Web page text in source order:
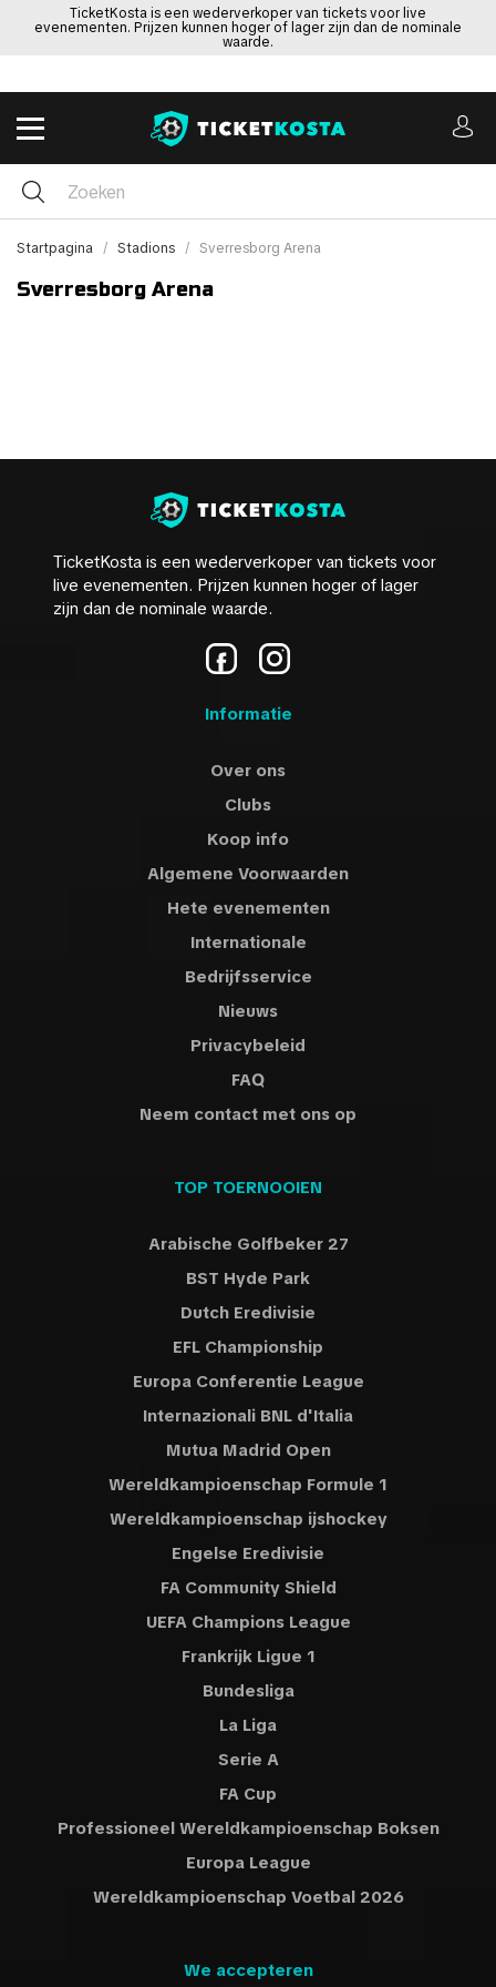
TicketKosta is een wederverkoper van tickets voor live
evenementen. Prijzen kunnen hoger of lager zijn dan de nominale
waarde.
Startpagina Stadions Sverresborg Arena
Sverresborg Arena
TicketKosta is een wederverkoper van tickets voor
live evenementen. Prijzen kunnen hoger of lager
zijn dan de nominale waarde.
Informatie
Over ons
Clubs
Koop info
Algemene Voorwaarden
Hete evenementen
Internationale
Bedrijfsservice
Nieuws
Privacybeleid
FAQ
Neem contact met ons op
TOP TOERNOOIEN
Arabische Golfbeker 27
BST Hyde Park
Dutch Eredivisie
EFL Championship
Europa Conferentie League
Internazionali BNL d'Italia
Mutua Madrid Open
Wereldkampioenschap Formule 1
Wereldkampioenschap ijshockey
Engelse Eredivisie
FA Community Shield
UEFA Champions League
Frankrijk Ligue 1
Bundesliga
La Liga
Serie A
FA Cup
Professioneel Wereldkampioenschap Boksen
Europa League
Wereldkampioenschap Voetbal 2026
We accepteren